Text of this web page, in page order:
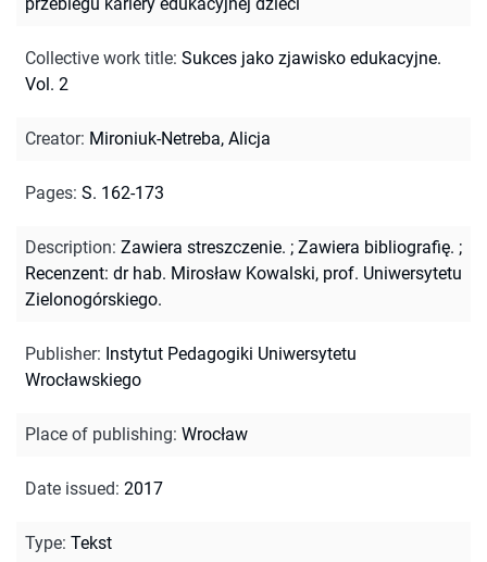
Collective work title: Sukces jako zjawisko edukacyjne.
Vol. 2
Creator: Mironiuk-Netreba, Alicja
Pages: S. 162-173
Description: Zawiera streszczenie. ; Zawiera bibliografię. ;
Recenzent: dr hab. Mirosław Kowalski, prof. Uniwersytetu
Zielonogórskiego.
Publisher: Instytut Pedagogiki Uniwersytetu
Wrocławskiego
Place of publishing: Wrocław
Date issued: 2017
Type: Tekst